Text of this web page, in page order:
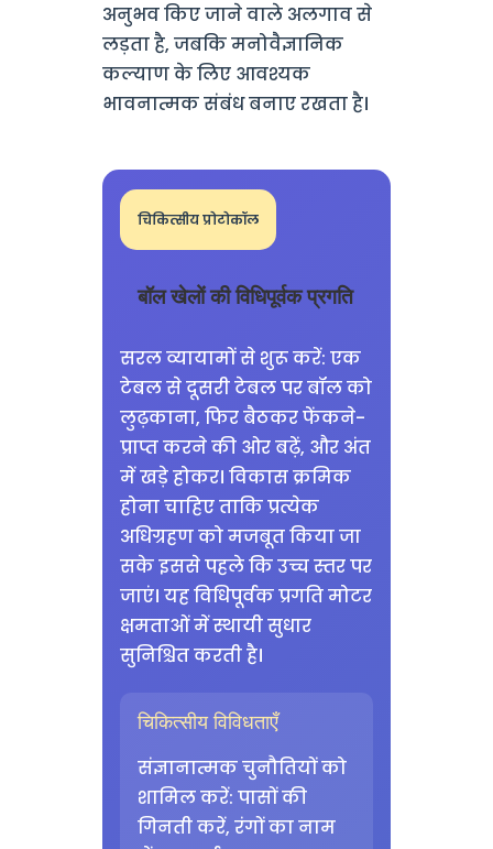
अनुभव किए जाने वाले अलगाव से
लड़ता है, जबकि मनोवैज्ञानिक
कल्याण के लिए आवश्यक
भावनात्मक संबंध बनाए रखता है।
चिकित्सीय प्रोटोकॉल
बॉल खेलों की विधिपूर्वक प्रगति
सरल व्यायामों से शुरू करें: एक
टेबल से दूसरी टेबल पर बॉल को
लुढ़काना, फिर बैठकर फेंकने-
प्राप्त करने की ओर बढ़ें, और अंत
में खड़े होकर। विकास क्रमिक
होना चाहिए ताकि प्रत्येक
अधिग्रहण को मजबूत किया जा
सके इससे पहले कि उच्च स्तर पर
जाएं। यह विधिपूर्वक प्रगति मोटर
क्षमताओं में स्थायी सुधार
सुनिश्चित करती है।
चिकित्सीय विविधताएँ
संज्ञानात्मक चुनौतियों को
शामिल करें: पासों की
गिनती करें, रंगों का नाम